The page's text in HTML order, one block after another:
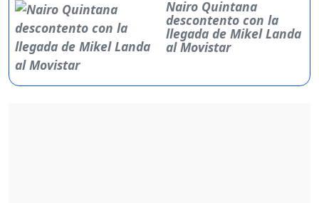
Nairo Quintana
descontento con la
llegada de Mikel Landa
al Movistar